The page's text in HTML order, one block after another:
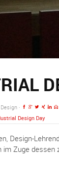
·
Design Day
Design-
im Zuge dessen